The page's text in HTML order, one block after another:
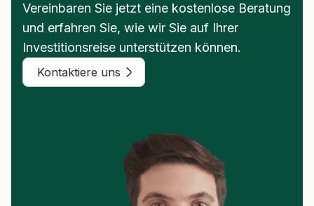
Vereinbaren Sie jetzt eine kostenlose Beratung
und erfahren Sie, wie wir Sie auf Ihrer
Investitionsreise unterstützen können.
Kontaktiere uns